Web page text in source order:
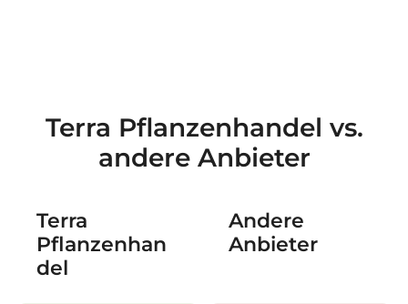
Terra Pflanzenhandel vs.
andere Anbieter
Terra
Pflanzenhan
del
Andere
Anbieter